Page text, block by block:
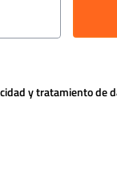
y tratamiento de